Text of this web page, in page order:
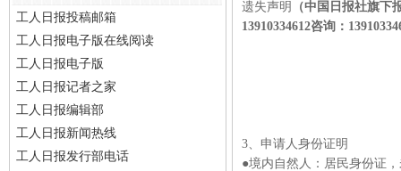
工人日报投稿邮箱
工人日报电子版在线阅读
工人日报电子版
工人日报记者之家
工人日报编辑部
工人日报新闻热线
工人日报发行部电话
遗失声明 （中国日报社旗下
13910334612咨询：
3、申请人身份证明
●境内自然人：居民身份证